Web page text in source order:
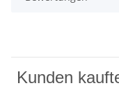
Kunden